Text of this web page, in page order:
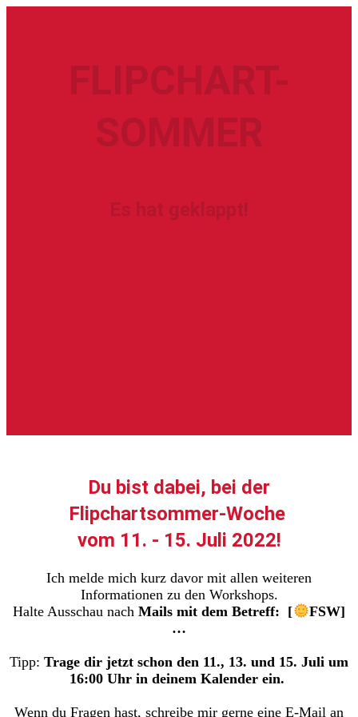
FLIPCHART-
SOMMER
Es hat geklappt!
Du bist dabei, bei der
Flipchartsommer-Woche
vom 11. - 15. Juli 2022!
Ich melde mich kurz davor mit allen weiteren
Informationen zu den Workshops.
Halte Ausschau nachMails mit dem Betreff: [
FSW]
…
Tipp: Trage dir jetzt schon den 11., 13. und 15. Juli um
16:00 Uhr in deinem Kalender ein.
Wenn du Fragen hast, schreibe mir gerne eine E-Mail an